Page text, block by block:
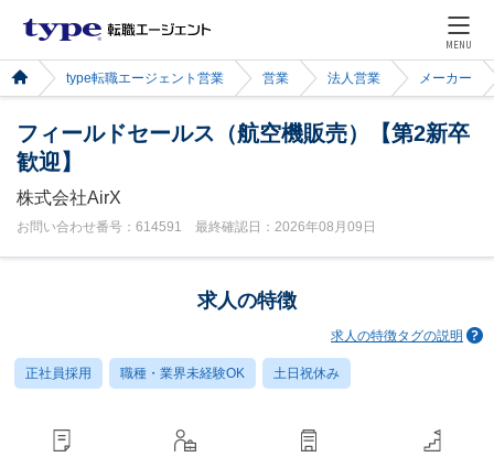
MENU
type転職エージェント営業 営業 法人営業 メーカー
フィールドセールス（航空機販売）【第2新卒
歓迎】
株式会社AirX
お問い合わせ番号：614591 最終確認日：2026年08月09日
求人の特徴
求人の特徴タグの説明
正社員採用 職種・業界未経験OK 土日祝休み